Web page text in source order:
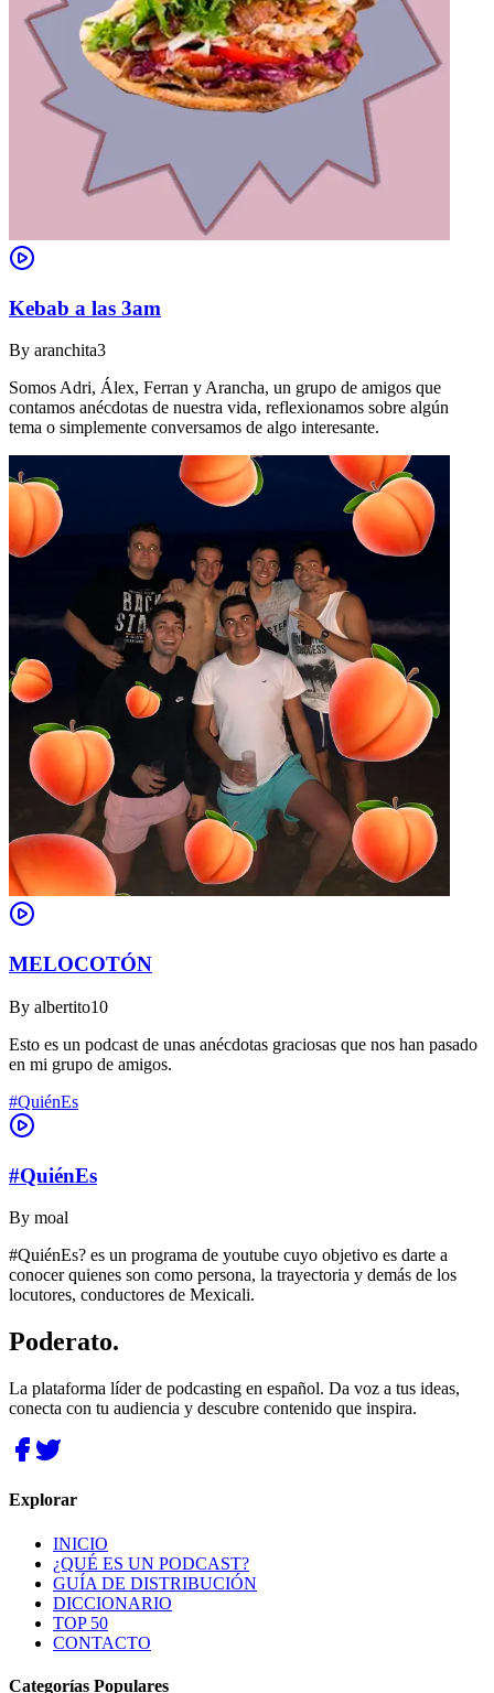
Kebab a las 3am
By aranchita3
Somos Adri, Álex, Ferran y Arancha, un grupo de amigos que
contamos anécdotas de nuestra vida, reflexionamos sobre algún
tema o simplemente conversamos de algo interesante.
MELOCOTÓN
By albertito10
Esto es un podcast de unas anécdotas graciosas que nos han pasado
en mi grupo de amigos.
#QuiénEs
#QuiénEs
By moal
#QuiénEs? es un programa de youtube cuyo objetivo es darte a
conocer quienes son como persona, la trayectoria y demás de los
locutores, conductores de Mexicali.
Poderato.
La plataforma líder de podcasting en español. Da voz a tus ideas,
conecta con tu audiencia y descubre contenido que inspira.
Explorar
INICIO
¿QUÉ ES UN PODCAST?
GUÍA DE DISTRIBUCIÓN
DICCIONARIO
TOP 50
CONTACTO
Categorías Populares